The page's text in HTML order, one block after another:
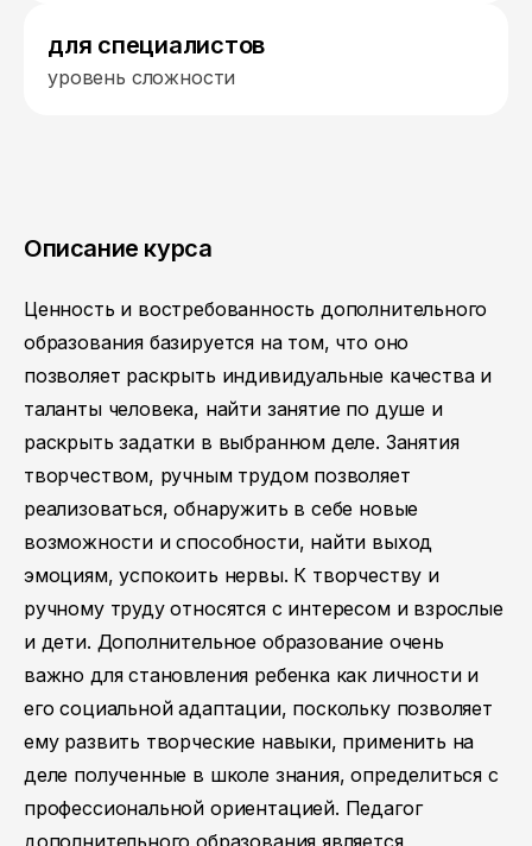
для специалистов
уровень сложности
Описание курса
Ценность и востребованность дополнительного
образования базируется на том, что оно
позволяет раскрыть индивидуальные качества и
таланты человека, найти занятие по душе и
раскрыть задатки в выбранном деле. Занятия
творчеством, ручным трудом позволяет
реализоваться, обнаружить в себе новые
возможности и способности, найти выход
эмоциям, успокоить нервы. К творчеству и
ручному труду относятся с интересом и взрослые
и дети. Дополнительное образование очень
важно для становления ребенка как личности и
его социальной адаптации, поскольку позволяет
ему развить творческие навыки, применить на
деле полученные в школе знания, определиться с
профессиональной ориентацией. Педагог
дополнительного образования является